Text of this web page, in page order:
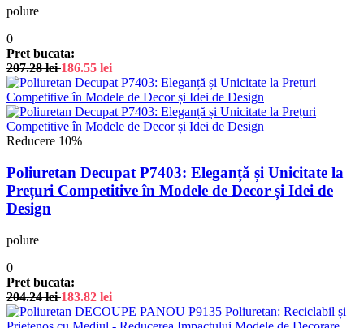
polure
0
Pret bucata:
207.28lei 186.55 lei
Reducere 10%
Poliuretan Decupat P7403: Eleganță și Unicitate la
Prețuri Competitive în Modele de Decor și Idei de
Design
polure
0
Pret bucata:
204.24lei 183.82 lei